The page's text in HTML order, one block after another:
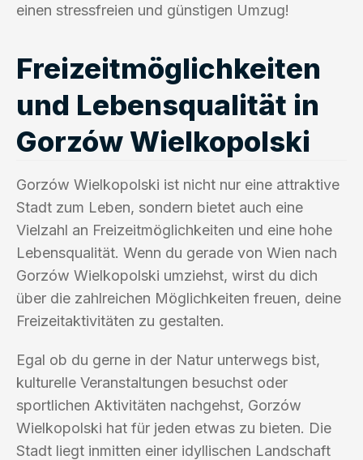
einen stressfreien und günstigen Umzug!
Freizeitmöglichkeiten
und Lebensqualität in
Gorzów Wielkopolski
Gorzów Wielkopolski ist nicht nur eine attraktive
Stadt zum Leben, sondern bietet auch eine
Vielzahl an Freizeitmöglichkeiten und eine hohe
Lebensqualität. Wenn du gerade von Wien nach
Gorzów Wielkopolski umziehst, wirst du dich
über die zahlreichen Möglichkeiten freuen, deine
Freizeitaktivitäten zu gestalten.
Egal ob du gerne in der Natur unterwegs bist,
kulturelle Veranstaltungen besuchst oder
sportlichen Aktivitäten nachgehst, Gorzów
Wielkopolski hat für jeden etwas zu bieten. Die
Stadt liegt inmitten einer idyllischen Landschaft